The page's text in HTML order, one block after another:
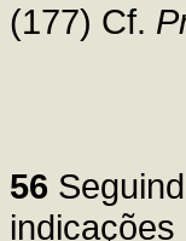
(177) Cf.
56